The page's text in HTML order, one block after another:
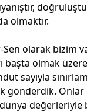
olmaktır.
olarak bizim
başta olmak
sayıyla
gönderdik.
değerleriyle